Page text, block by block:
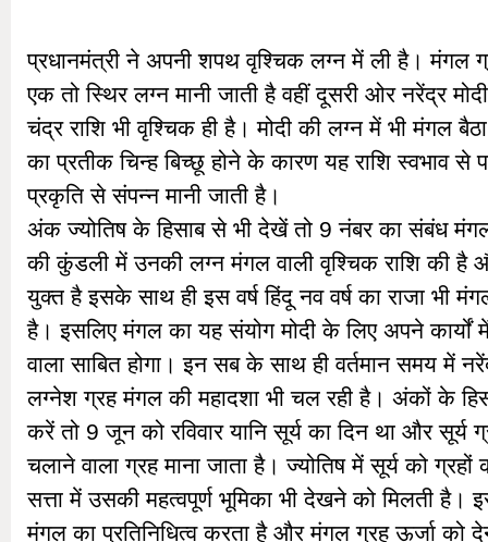
प्रधानमंत्री ने अपनी शपथ वृश्चिक लग्न में ली है। मंगल
एक तो स्थिर लग्न मानी जाती है वहीं दूसरी ओर नरेंद्र
चंद्र राशि भी वृश्चिक ही है। मोदी की लग्न में भी मंगल
का प्रतीक चिन्ह बिच्छू होने के कारण यह राशि स्वभाव
प्रकृति से संपन्न मानी जाती है।
अंक ज्योतिष के हिसाब से भी देखें तो 9 नंबर का संबंध
की कुंडली में उनकी लग्न मंगल वाली वृश्चिक राशि की है
युक्त है इसके साथ ही इस वर्ष हिंदू नव वर्ष का राजा भी
है। इसलिए मंगल का यह संयोग मोदी के लिए अपने
वाला साबित होगा। इन सब के साथ ही वर्तमान समय में
लग्नेश ग्रह मंगल की महादशा भी चल रही है। अंकों के
करें तो 9 जून को रविवार यानि सूर्य का दिन था और सूर्य
चलाने वाला ग्रह माना जाता है। ज्योतिष में सूर्य को ग्रहों
सत्ता में उसकी महत्वपूर्ण भूमिका भी देखने को मिलती है।
मंगल का प्रतिनिधित्व करता है और मंगल ग्रह ऊर्जा को